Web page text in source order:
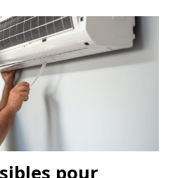
pour